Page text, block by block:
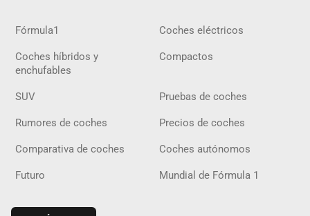
Fórmula1 Coches eléctricos
Coches híbridos y
enchufables
Compactos
SUV Pruebas de coches
Rumores de coches Precios de coches
Comparativa de coches Coches autónomos
Futuro Mundial de Fórmula 1